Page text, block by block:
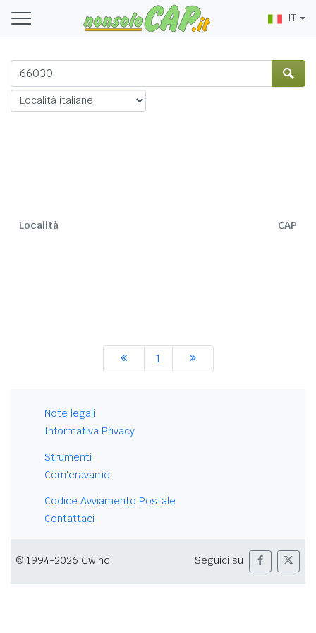
IT
Località CAP
1
Note legali
Informativa Privacy
Strumenti
Com'eravamo
Codice Avviamento Postale
Contattaci
© 1994-2026 Gwind Seguici su